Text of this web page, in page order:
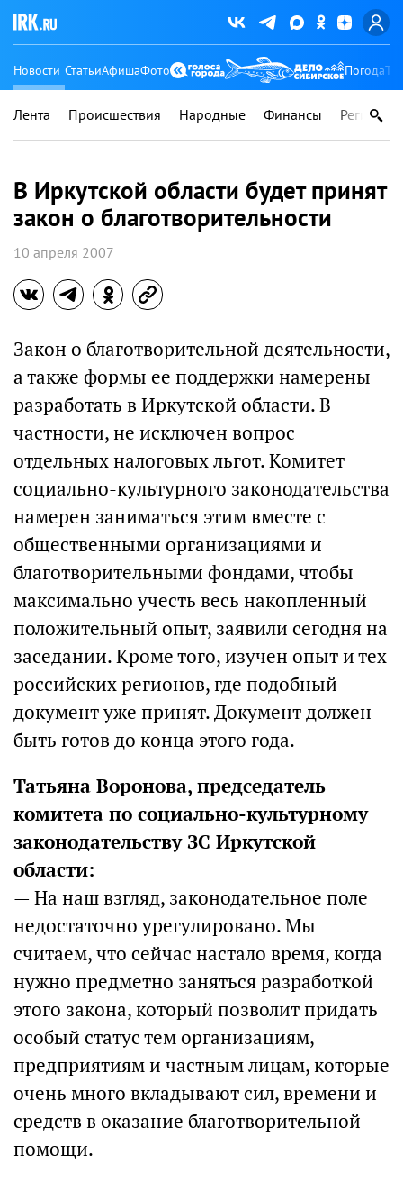
Новости СтатьиАфишаФото Погода
Лента Происшествия Народные Финансы Регионы
В Иркутской области будет принят
закон о благотворительности
10 апреля 2007
Закон о благотворительной деятельности,
а также формы ее поддержки намерены
разработать в Иркутской области. В
частности, не исключен вопрос
отдельных налоговых льгот. Комитет
социально-культурного законодательства
намерен заниматься этим вместе с
общественными организациями и
благотворительными фондами, чтобы
максимально учесть весь накопленный
положительный опыт, заявили сегодня на
заседании. Кроме того, изучен опыт и тех
российских регионов, где подобный
документ уже принят. Документ должен
быть готов до конца этого года.
Татьяна Воронова, председатель
комитета по социально-культурному
законодательству ЗС Иркутской
области:
— На наш взгляд, законодательное поле
недостаточно урегулировано. Мы
считаем, что сейчас настало время, когда
нужно предметно заняться разработкой
этого закона, который позволит придать
особый статус тем организациям,
предприятиям и частным лицам, которые
очень много вкладывают сил, времени и
средств в оказание благотворительной
помощи.